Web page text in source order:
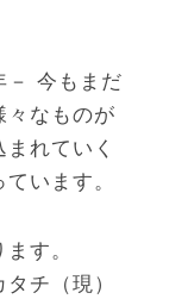
－ 今もまだ
々なものが
れていく
います。
す。
チ（現）